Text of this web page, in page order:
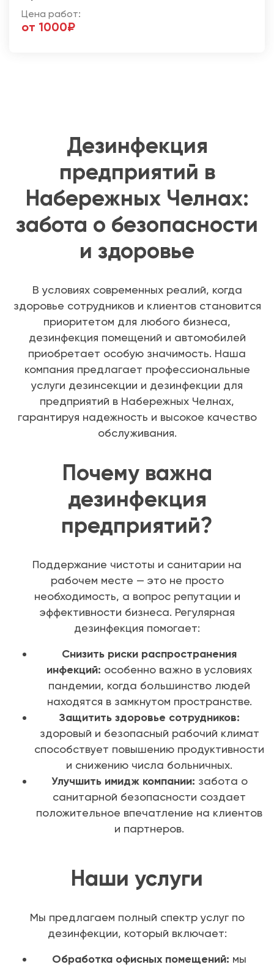
Цена работ:
от 1000₽
Дезинфекция
предприятий в
Набережных Челнах:
забота о безопасности
и здоровье
В условиях современных реалий, когда
здоровье сотрудников и клиентов становится
приоритетом для любого бизнеса,
дезинфекция помещений и автомобилей
приобретает особую значимость. Наша
компания предлагает профессиональные
услуги дезинсекции и дезинфекции для
предприятий в Набережных Челнах,
гарантируя надежность и высокое качество
обслуживания.
Почему важна
дезинфекция
предприятий?
Поддержание чистоты и санитарии на
рабочем месте — это не просто
необходимость, а вопрос репутации и
эффективности бизнеса. Регулярная
дезинфекция помогает:
Снизить риски распространения
инфекций: особенно важно в условиях
пандемии, когда большинство людей
находятся в замкнутом пространстве.
Защитить здоровье сотрудников:
здоровый и безопасный рабочий климат
способствует повышению продуктивности
и снижению числа больничных.
Улучшить имидж компании: забота о
санитарной безопасности создает
положительное впечатление на клиентов
и партнеров.
Наши услуги
Мы предлагаем полный спектр услуг по
дезинфекции, который включает:
Обработка офисных помещений: мы